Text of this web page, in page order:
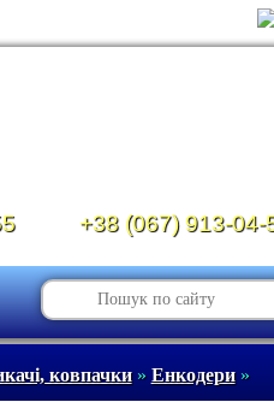
+38 (067) 913-04-
ковпачки» Енкодери»